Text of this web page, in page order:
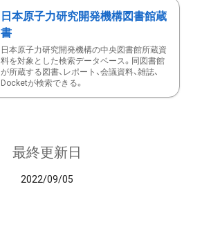
日本原子力研究開発機構図書館蔵
書
日本原子力研究開発機構の中央図書館所蔵資
料を対象とした検索データベース。同図書館
が所蔵する図書、レポート、会議資料、雑誌、
Docketが検索できる。
最終更新日
2022/09/05